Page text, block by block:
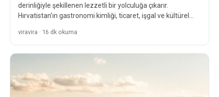
derinliğiyle şekillenen lezzetli bir yolculuğa çıkarır.
Hırvatistan’ın gastronomi kimliği, ticaret, işgal ve kültürel
viravira · 16 dk okuma